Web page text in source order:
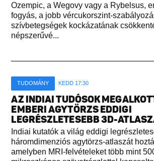
Ozempic, a Wegovy vagy a Rybelsus,
fogyás, a jobb vércukorszint-
szívbetegségek kockázatának
népszerűvé...
TUDOMÁNY KEDD 17:30
AZ INDIAI TUDÓSOK
EMBERI AGYTÖRZS EDDIGI
LEGRÉSZLETESEBB 3D-
Indiai kutatók a világ eddigi
háromdimenziós agytörzs-atlaszát
amelyben MRI-felvételeket több mint